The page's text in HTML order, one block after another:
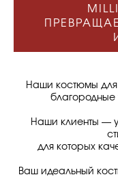
Наши костюмы для
благородные
Наши клиенты —
для которых
Ваш идеальный